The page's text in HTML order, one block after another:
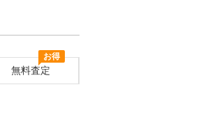
お得
無料査定